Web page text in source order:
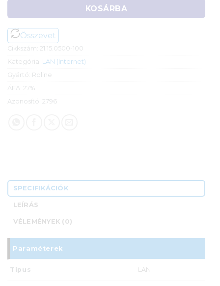
KOSÁRBA
Összevet
Cikkszám: 21.15.0500-100
Kategória: LAN (Internet)
Gyártó: Roline
ÁFA: 27%
Azonosító: 2796
SPECIFIKÁCIÓK
LEÍRÁS
VÉLEMÉNYEK (0)
Paraméterek
Típus LAN